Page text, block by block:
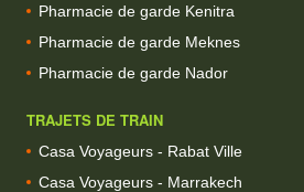
Pharmacie de garde Kenitra
Pharmacie de garde Meknes
Pharmacie de garde Nador
TRAJETS DE TRAIN
Casa Voyageurs - Rabat Ville
Casa Voyageurs - Marrakech